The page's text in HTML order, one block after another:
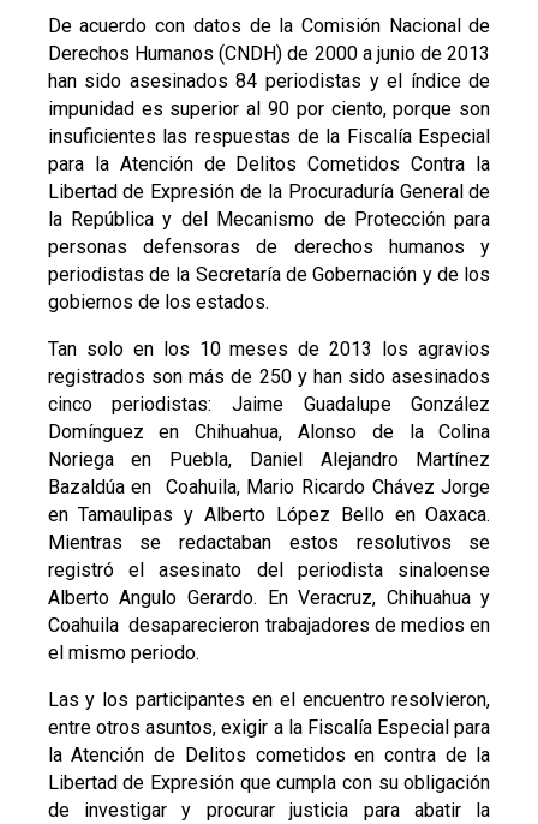
De acuerdo con datos de la Comisión Nacional de
Derechos Humanos (CNDH) de 2000 a junio de 2013
han sido asesinados 84 periodistas y el índice de
impunidad es superior al 90 por ciento, porque son
insuficientes las respuestas de la Fiscalía Especial
para la Atención de Delitos Cometidos Contra la
Libertad de Expresión de la Procuraduría General de
la República y del Mecanismo de Protección para
personas defensoras de derechos humanos y
periodistas de la Secretaría de Gobernación y de los
gobiernos de los estados.
Tan solo en los 10 meses de 2013 los agravios
registrados son más de 250 y han sido asesinados
cinco periodistas: Jaime Guadalupe González
Domínguez en Chihuahua, Alonso de la Colina
Noriega en Puebla, Daniel Alejandro Martínez
Bazaldúa en Coahuila, Mario Ricardo Chávez Jorge
en Tamaulipas y Alberto López Bello en Oaxaca.
Mientras se redactaban estos resolutivos se
registró el asesinato del periodista sinaloense
Alberto Angulo Gerardo. En Veracruz, Chihuahua y
Coahuila desaparecieron trabajadores de medios en
el mismo periodo.
Las y los participantes en el encuentro resolvieron,
entre otros asuntos, exigir a la Fiscalía Especial para
la Atención de Delitos cometidos en contra de la
Libertad de Expresión que cumpla con su obligación
de investigar y procurar justicia para abatir la